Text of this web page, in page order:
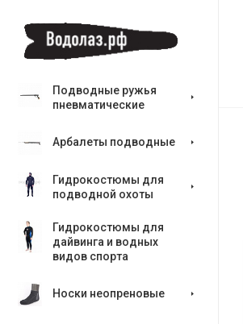
Подводные ружья
пневматические
Арбалеты подводные
Гидрокостюмы для
подводной охоты
Гидрокостюмы для
дайвинга и водных
видов спорта
Носки неопреновые